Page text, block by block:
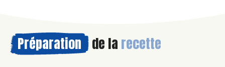
Préparation de la recette